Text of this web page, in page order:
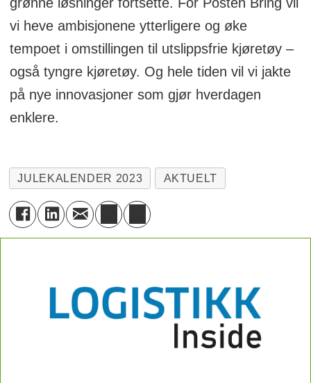
vi heve ambisjonene ytterligere og øke
tempoet i omstillingen til utslippsfrie kjøretøy –
også tyngre kjøretøy. Og hele tiden vil vi jakte
på nye innovasjoner som gjør hverdagen
enklere.
JULEKALENDER 2023 AKTUELT